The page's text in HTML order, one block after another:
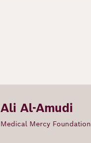
Ali Al-Amudi
Medical Mercy Foundation